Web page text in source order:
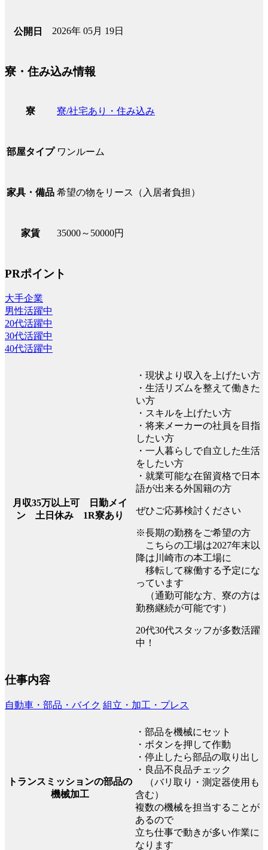
公開日 2026年 05月 19日
寮・住み込み情報
寮 寮/社宅あり・住み込み
部屋タイプ ワンルーム
家具・備品 希望の物をリース（入居者負担）
家賃 35000～50000円
PRポイント
大手企業
男性活躍中
20代活躍中
30代活躍中
40代活躍中
月収35万以上可 日勤メイ
ン 土日休み 1R寮あり
・現状より収入を上げたい方
・生活リズムを整えて働きた
い方
・スキルを上げたい方
・将来メーカーの社員を目指
したい方
・一人暮らしで自立した生活
をしたい方
・就業可能な在留資格で日本
語が出来る外国籍の方
ぜひご応募検討ください
※長期の勤務をご希望の方
こちらの工場は2027年末以
降は川崎市の本工場に
移転して稼働する予定にな
っています
（通勤可能な方、寮の方は
勤務継続が可能です）
20代30代スタッフが多数活躍
中！
仕事内容
自動車・部品・バイク 組立・加工・プレス
トランスミッションの部品の
機械加工
・部品を機械にセット
・ボタンを押して作動
・停止したら部品の取り出し
・良品不良品チェック
（バリ取り・測定器使用も
含む）
複数の機械を担当することが
あるので
立ち仕事で動きが多い作業に
なります